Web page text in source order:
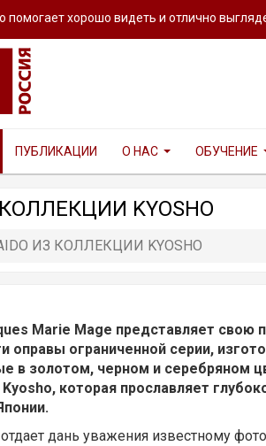
помогает хорошо видеть и отлично
ПУБЛИКАЦИИ О НАС ОБУЧЕНИЕ
KYOSHO
ИЗ КОЛЛЕКЦИИ KYOSHO
Marie Mage представляет
оправы ограниченной серии,
в золотом, черном и серебряном
которая прославляет
отдает дань уважения известному